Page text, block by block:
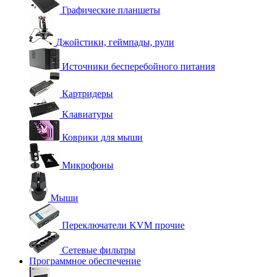
Графические планшеты
Джойстики, геймпады, рули
Источники бесперебойного питания
Картридеры
Клавиатуры
Коврики для мыши
Микрофоны
Мыши
Переключатели KVM прочие
Сетевые фильтры
Программное обеспечение